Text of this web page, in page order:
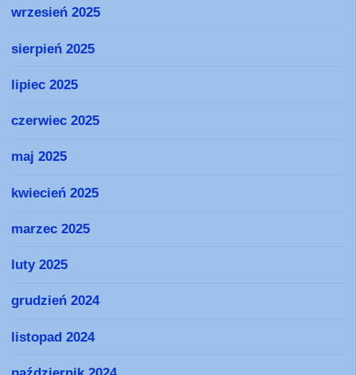
wrzesień 2025
sierpień 2025
lipiec 2025
czerwiec 2025
maj 2025
kwiecień 2025
marzec 2025
luty 2025
grudzień 2024
listopad 2024